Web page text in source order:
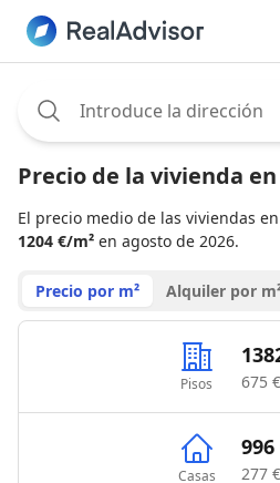
Precio de la vivienda
El precio medio de las viviendas
1204 €/m² en agosto de 2026.
Precio por m² Alquiler por
Pisos 675
Casas
996
277